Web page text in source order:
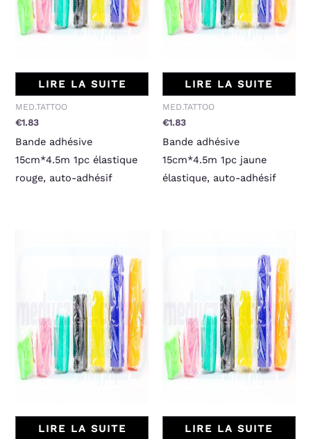
LIRE LA SUITE
MED.TATTOO
€1.83
Bande adhésive
15cm*4.5m 1pc élastique
rouge, auto-adhésif
LIRE LA SUITE
MED.TATTOO
€1.83
Bande adhésive
15cm*4.5m 1pc jaune
élastique, auto-adhésif
LIRE LA SUITE LIRE LA SUITE